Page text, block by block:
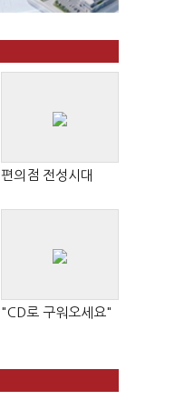
편의점 전성시대
"CD로 구워오세요"